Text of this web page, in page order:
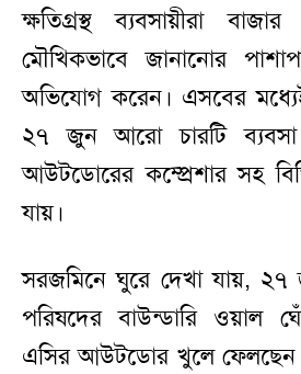
ক্ষতিগ্রস্থ ব্যবসায়ীরা
মৌখিকভাবে জানানোর
অভিযোগ করেন। এসবের
২৭ জুন আরো চারটি ব্যবসা
আউটডোরের কম্প্রেশার সহ
যায়।
সরজমিনে ঘুরে দেখা যায়,
পরিষদের বাউন্ডারি ওয়াল
এসির আউটডোর খুলে ফেলছেন